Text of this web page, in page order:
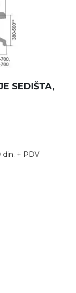
SEDIŠTA,
din. + PDV